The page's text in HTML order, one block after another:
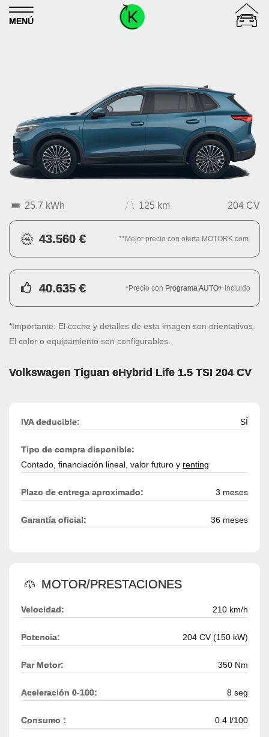
Skip to content
MENÚ
25.7 kWh 125 km 204 CV
43.560 € **Mejor precio con oferta MOTORK.com.
40.635 € *Precio con Programa AUTO+ incluido
*Importante: El coche y detalles de esta imagen son orientativos.
El color o equipamiento son configurables.
Volkswagen Tiguan eHybrid Life 1.5 TSI 204 CV
IVA deducible: SÍ
Tipo de compra disponible:
Contado, financiación lineal, valor futuro y renting
Plazo de entrega aproximado: 3 meses
Garantía oficial: 36 meses
MOTOR/PRESTACIONES
Velocidad: 210 km/h
Potencia: 204 CV (150 kW)
Par Motor: 350 Nm
Aceleración 0-100: 8 seg
Consumo : 0.4 l/100